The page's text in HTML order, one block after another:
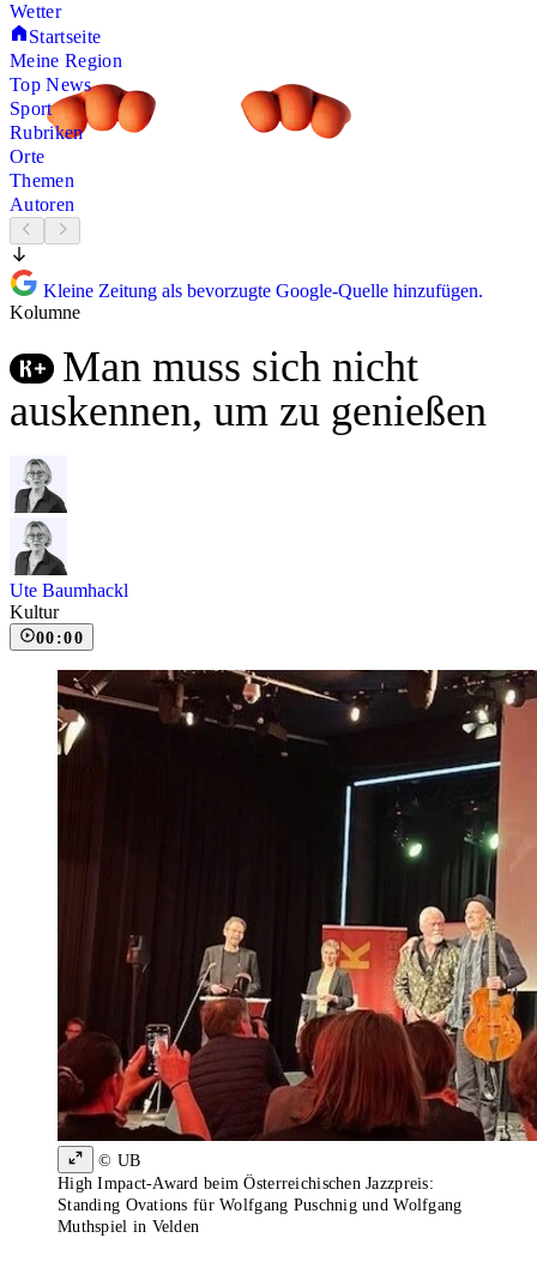
Wetter
Startseite
Meine Region
Top News
Sport
Rubriken
Orte
Themen
Autoren
Kleine Zeitung als bevorzugte Google-Quelle hinzufügen.
Kolumne
Man muss sich nicht
auskennen, um zu genießen
Ute Baumhackl
Kultur
00:00
© UB
High Impact-Award beim Österreichischen Jazzpreis:
Standing Ovations für Wolfgang Puschnig und Wolfgang
Muthspiel in Velden